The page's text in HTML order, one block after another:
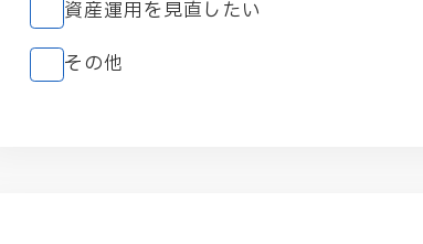
資産運用を見直したい
その他